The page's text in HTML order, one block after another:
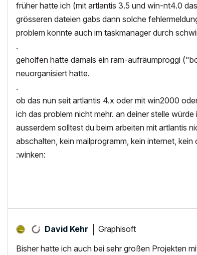
früher hatte ich (mit artlantis 3.5 und win-nt4.0
grösseren dateien gabs dann solche
problem konnte auch im taskmanager durch
.
geholfen hatte damals ein ram-aufräumproggi
neuorganisiert hatte.
.
ob das nun seit artlantis 4.x oder mit win2000
ich das problem nicht mehr. an deiner stelle
ausserdem solltest du beim arbeiten mit artlantis
abschalten, kein mailprogramm, kein internet,
:winken:
David Kehr Graphisoft
Bisher hatte ich auch bei sehr großen Projekten